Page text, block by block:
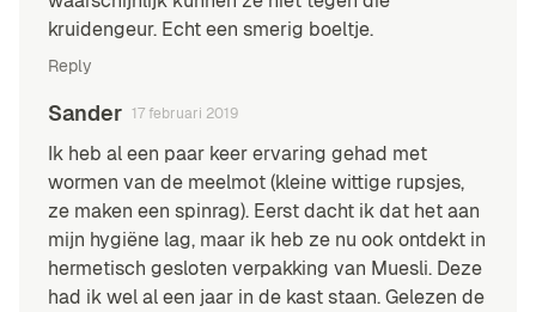
kruidengeur. Echt een smerig boeltje.
Reply
Sander 17 februari 2019
Ik heb al een paar keer ervaring gehad met
wormen van de meelmot (kleine wittige rupsjes,
ze maken een spinrag). Eerst dacht ik dat het aan
mijn hygiëne lag, maar ik heb ze nu ook ontdekt in
hermetisch gesloten verpakking van Muesli. Deze
had ik wel al een jaar in de kast staan. Gelezen de